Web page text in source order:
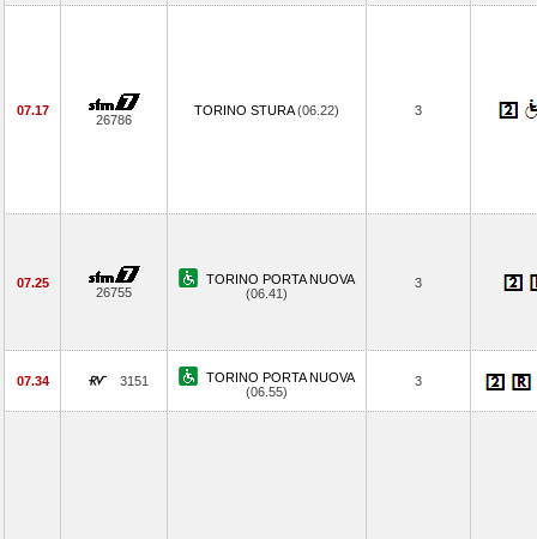
07.17
26786
TORINO STURA(06.22) 3
07.25
26755
TORINO PORTA NUOVA
(06.41)
3
07.34 3151
TORINO PORTA NUOVA
(06.55)
3